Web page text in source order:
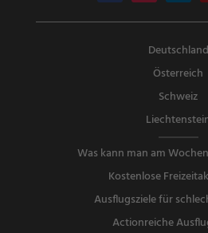
Deutschland
Österreich
Schweiz
Was kann man am
Kostenlose
Ausflugsziele für
Actionreiche